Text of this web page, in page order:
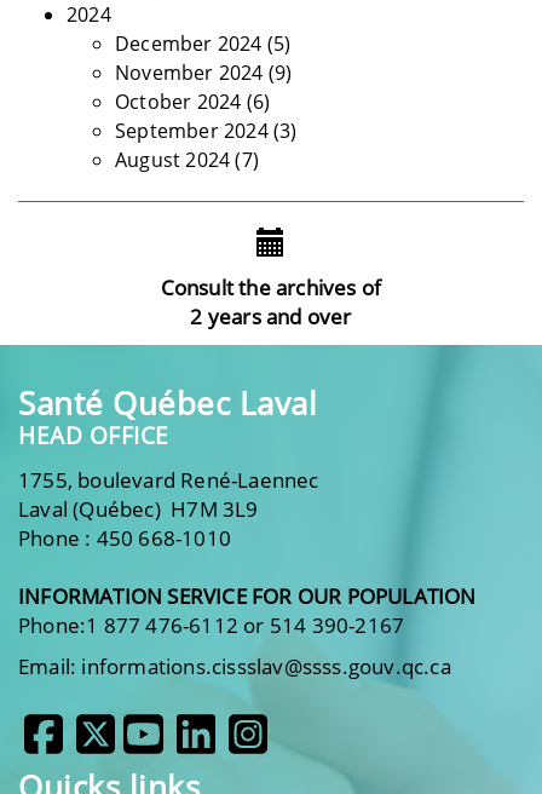
2024
December 2024 (5)
November 2024 (9)
October 2024 (6)
September 2024(3)
August 2024(7)
Consult the archives of
2 years and over
Santé Québec Laval
HEAD OFFICE
1755, boulevard René-Laennec
Laval (Québec) H7M 3L9
Phone : 450 668-1010
INFORMATION SERVICE FOR OUR POPULATION
Phone:1 877 476-6112 or 514 390-2167
Email: informations.cissslav@ssss.gouv.qc.ca